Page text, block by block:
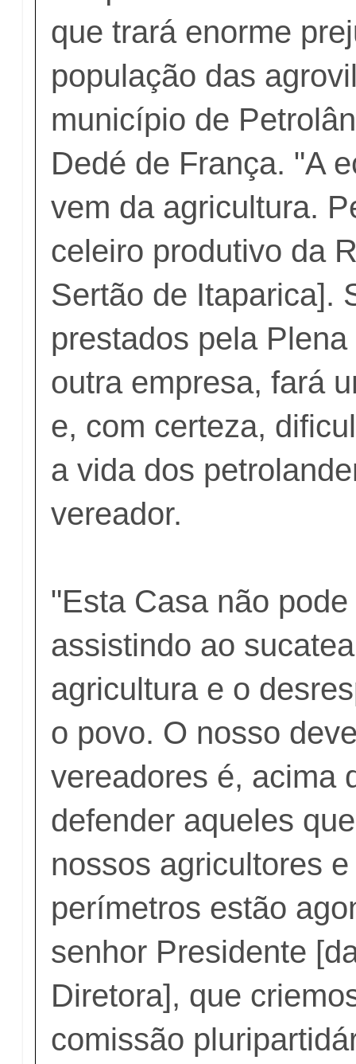
que trará enorme
população das
município de
Dedé de França. "A
vem da agricultura.
celeiro produtivo da
Sertão de Itaparica].
prestados pela
outra empresa, fará
e, com certeza,
a vida dos
vereador.
"Esta Casa não
assistindo ao
agricultura e o
o povo. O nosso
vereadores é, acima
defender aqueles
nossos agricultores
perímetros estão
senhor Presidente
Diretora], que
comissão